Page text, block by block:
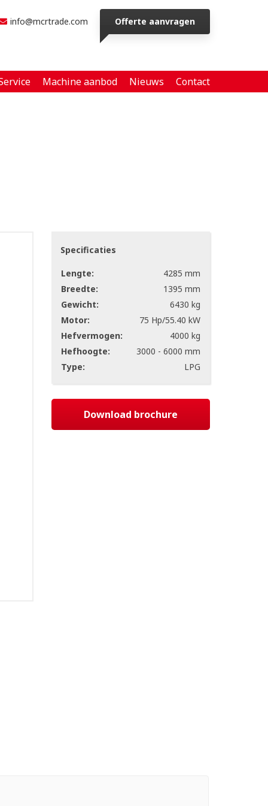
info@mcrtrade.com Offerte aanvragen
Machine aanbod Nieuws Contact
Specificaties
Lengte:
4285 mm
Breedte:
1395 mm
Gewicht:
6430 kg
Motor:
75 Hp/55.40 kW
Hefvermogen:
4000 kg
Hefhoogte:
3000 - 6000 mm
Type:
LPG
Download brochure